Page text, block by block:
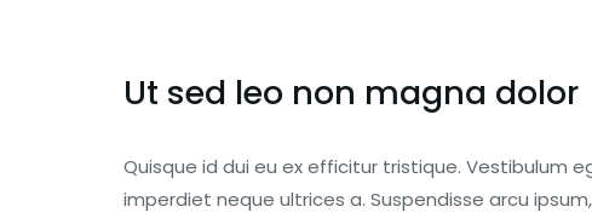
Ut sed leo non magna dolor
Quisque id dui eu ex efficitur tristique. Vestibulum
imperdiet neque ultrices a. Suspendisse arcu